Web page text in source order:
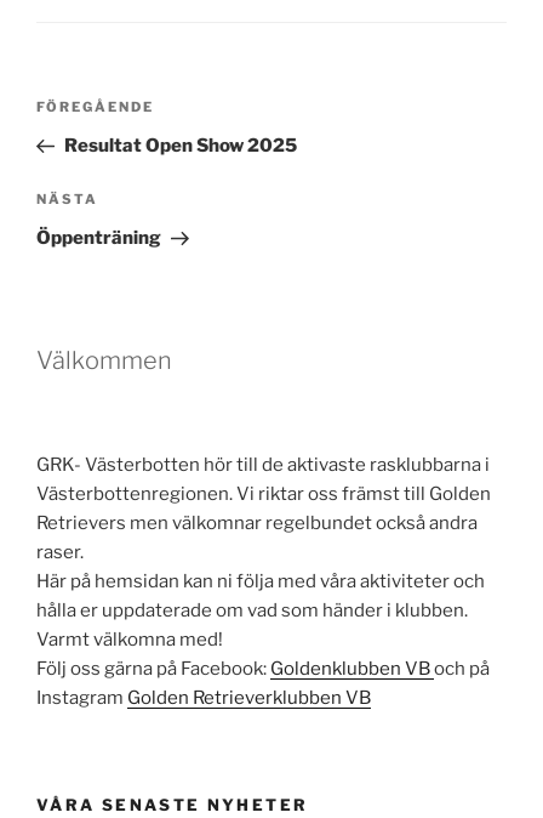
Inläggsnavigering
Föregående
inlägg
FÖREGÅENDE
Resultat Open Show 2025
Nästa
inlägg
NÄSTA
Öppenträning
Välkommen
GRK- Västerbotten hör till de aktivaste rasklubbarna i
Västerbottenregionen. Vi riktar oss främst till Golden
Retrievers men välkomnar regelbundet också andra
raser.
Här på hemsidan kan ni följa med våra aktiviteter och
hålla er uppdaterade om vad som händer i klubben.
Varmt välkomna med!
Följ oss gärna på Facebook: Goldenklubben VBoch på
Instagram Golden Retrieverklubben VB
VÅRA SENASTE NYHETER